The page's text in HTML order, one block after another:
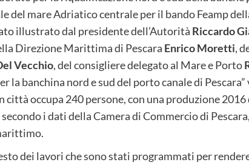
del mare Adriatico centrale per il bando Feamp
illustrato dal presidente dell’Autorità Riccardo
Direzione Marittima di Pescara Enrico Moretti,
Vecchio, del consigliere delegato al Mare e Porto
la banchina nord e sud del porto canale di
città occupa 240 persone, con una produzione
i dati della Camera di Commercio di
dei lavori che sono stati programmati per